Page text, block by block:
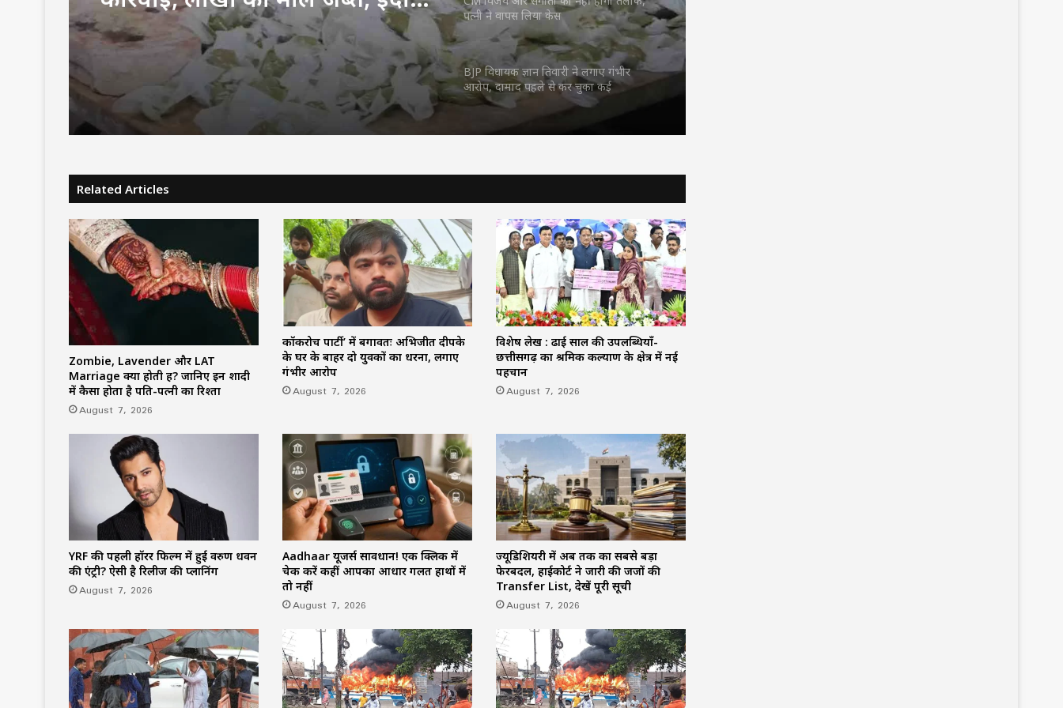
में घर से चल रहा था अवैध कारोबार
पत्नी ने वापस लिया केस
BJP विधायक ज्ञान तिवारी ने लगाए गंभीर
आरोप, दामाद पहले से कर चुका कई
शादियां….डॉक्टर बेटी के साथ धोखा हुआ
निर्मला सीतारमण का बड़ा बयान
भांग की अवैध फैक्ट्री पर बड़ी कार्रवाई, लाखों का
माल जब्त, इंदौर में घर से चल रहा था अवैध
कारोबार
CM विजय और संगीता का नहीं होगा तलाक,
पत्नी ने वापस लिया केस
आरोप, दामाद पहले से कर चुका कई
शादियां….डॉक्टर बेटी के साथ धोखा हुआ
UP में स्पेशल TET की तैयारी तेज, 1.42 लाख
टीचर्स की नौकरी पर है संकट
Related Articles
Zombie, Lavender और LAT
Marriage क्या होती हैं? जानिए इन शादी
में कैसा होता है पति-पत्नी का रिश्ता
August 7, 2026
कॉकरोच पार्टी’ में बगावतः अभिजीत दीपके
के घर के बाहर दो युवकों का धरना, लगाए
गंभीर आरोप
August 7, 2026
विशेष लेख : ढाई साल की उपलब्धियाँ-
छत्तीसगढ़ का श्रमिक कल्याण के क्षेत्र में नई
पहचान
August 7, 2026
YRF की पहली हॉरर फिल्म में हुई वरुण धवन
की एंट्री? ऐसी है रिलीज की प्लानिंग
August 7, 2026
Aadhaar यूजर्स सावधान! एक क्लिक में
चेक करें कहीं आपका आधार गलत हाथों में
तो नहीं
August 7, 2026
ज्यूडिशियरी में अब तक का सबसे बड़ा
फेरबदल, हाईकोर्ट ने जारी की जजों की
Transfer List, देखें पूरी सूची
August 7, 2026